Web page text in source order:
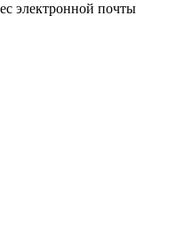
электронной почты